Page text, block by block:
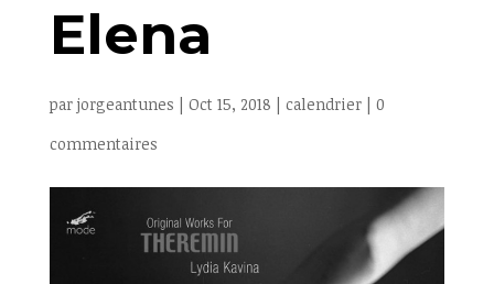
Elena
par jorgeantunes | Oct 15, 2018 | calendrier| 0
commentaires